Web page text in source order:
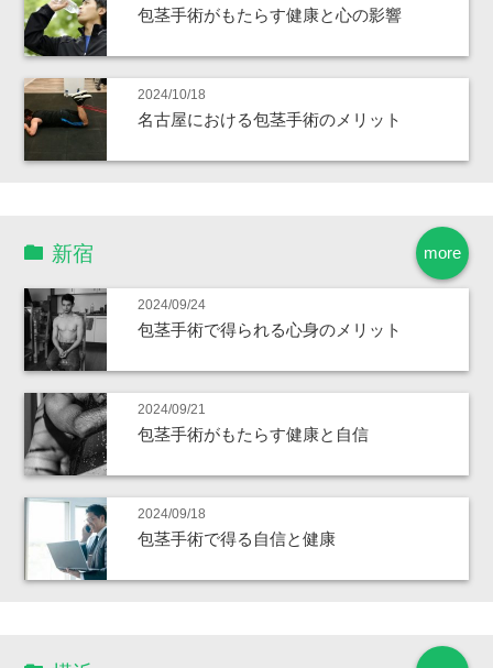
包茎手術がもたらす健康と心の影響
2024/10/18
名古屋における包茎手術のメリット
more
新宿
2024/09/24
包茎手術で得られる心身のメリット
2024/09/21
包茎手術がもたらす健康と自信
2024/09/18
包茎手術で得る自信と健康